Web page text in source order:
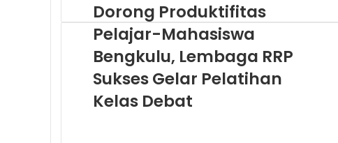
Dorong Produktifitas
Pelajar-Mahasiswa
Bengkulu, Lembaga RRP
Sukses Gelar Pelatihan
Kelas Debat